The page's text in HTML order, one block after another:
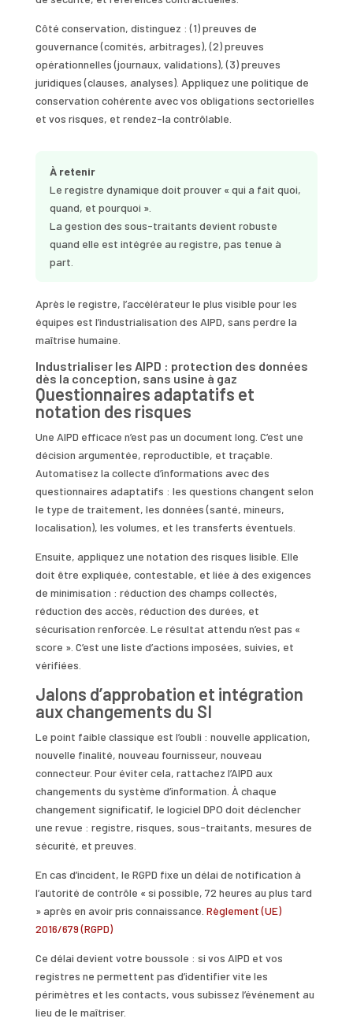
Côté conservation, distinguez : (1) preuves de
gouvernance (comités, arbitrages), (2) preuves
opérationnelles (journaux, validations), (3) preuves
juridiques (clauses, analyses). Appliquez une politique de
conservation cohérente avec vos obligations sectorielles
et vos risques, et rendez-la contrôlable.
À retenir
Le registre dynamique doit prouver « qui a fait quoi,
quand, et pourquoi ».
La gestion des sous-traitants devient robuste
quand elle est intégrée au registre, pas tenue à
part.
Après le registre, l’accélérateur le plus visible pour les
équipes est l’industrialisation des AIPD, sans perdre la
maîtrise humaine.
Industrialiser les AIPD : protection des données
dès la conception, sans usine à gaz
Questionnaires adaptatifs et
notation des risques
Une AIPD efficace n’est pas un document long. C’est une
décision argumentée, reproductible, et traçable.
Automatisez la collecte d’informations avec des
questionnaires adaptatifs : les questions changent selon
le type de traitement, les données (santé, mineurs,
localisation), les volumes, et les transferts éventuels.
Ensuite, appliquez une notation des risques lisible. Elle
doit être expliquée, contestable, et liée à des exigences
de minimisation : réduction des champs collectés,
réduction des accès, réduction des durées, et
sécurisation renforcée. Le résultat attendu n’est pas «
score ». C’est une liste d’actions imposées, suivies, et
vérifiées.
Jalons d’approbation et intégration
aux changements du SI
Le point faible classique est l’oubli : nouvelle application,
nouvelle finalité, nouveau fournisseur, nouveau
connecteur. Pour éviter cela, rattachez l’AIPD aux
changements du système d’information. À chaque
changement significatif, le logiciel DPO doit déclencher
une revue : registre, risques, sous-traitants, mesures de
sécurité, et preuves.
En cas d’incident, le RGPD fixe un délai de notification à
l’autorité de contrôle « si possible, 72 heures au plus tard
» après en avoir pris connaissance. Règlement (UE)
2016/679 (RGPD)
Ce délai devient votre boussole : si vos AIPD et vos
registres ne permettent pas d’identifier vite les
périmètres et les contacts, vous subissez l’événement au
lieu de le maîtriser.